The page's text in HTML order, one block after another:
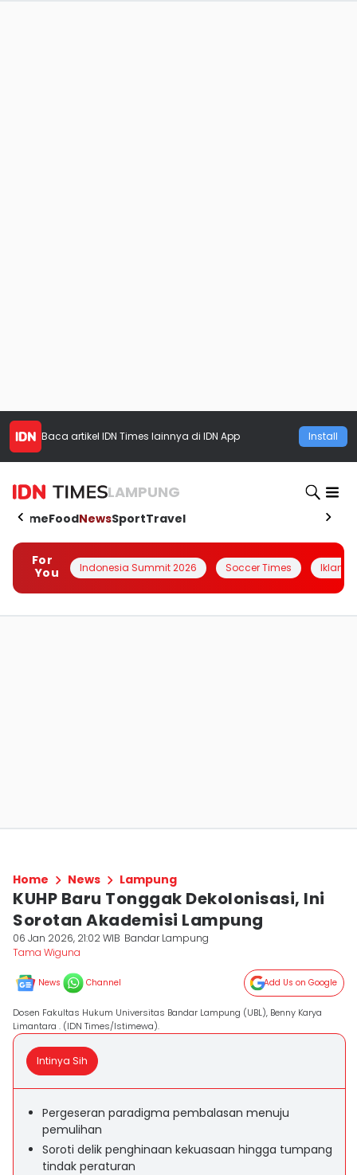
Baca artikel IDN Times lainnya di IDN App Install
LAMPUNG
HomeFoodNewsSportTravel
For
You
Indonesia Summit 2026 Soccer Times Iklanin
Home News Lampung
KUHP Baru Tonggak Dekolonisasi, Ini
Sorotan Akademisi Lampung
06 Jan 2026, 21:02 WIB Bandar Lampung
Tama Wiguna
News Channel Add Us on Google
Dosen Fakultas Hukum Universitas Bandar Lampung (UBL), Benny Karya
Limantara . (IDN Times/Istimewa).
Intinya Sih
Pergeseran paradigma pembalasan menuju
pemulihan
Soroti delik penghinaan kekuasaan hingga tumpang
tindak peraturan